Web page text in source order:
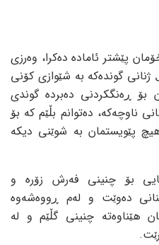
پێشتر ئامادە دەکرا، وەرزی
گوندەکە بە شێوازی کۆنی
بۆ ڕەنگکردنی دەبردە گوندی
ناوچەکە، دەتوانم بڵێم کە بۆ
پێویستمان بە شوێنی دیکە
بۆ چنینی فەرش زۆرە و
دەوێت و لەم ڕووەشەوە
هێناوەتە چنینی گڵێم و لە